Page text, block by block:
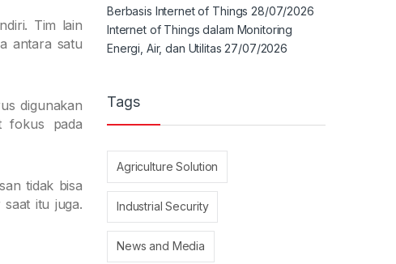
Tim lain
antara satu
digunakan
fokus pada
tidak bisa
itu juga.
Berbasis Internet of Things 28/07/2026
Internet of Things dalam Monitoring
Energi, Air, dan Utilitas 27/07/2026
Tags
Agriculture Solution
Industrial Security
News and Media